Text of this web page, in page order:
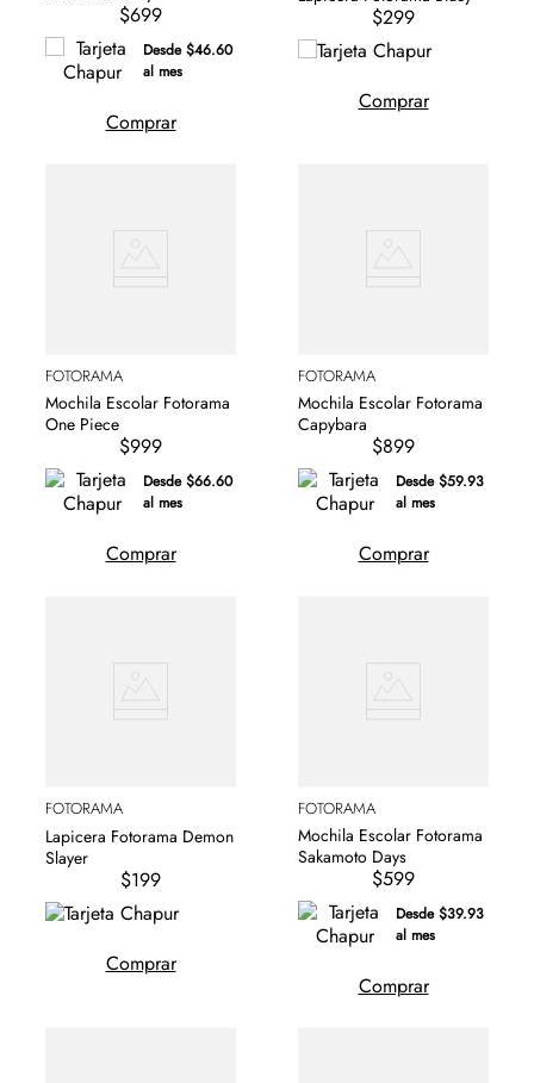
$699
Desde $46.60
al mes
Comprar
$299
Comprar
FOTORAMA
Mochila Escolar Fotorama
One Piece
$999
Desde $66.60
al mes
Comprar
FOTORAMA
Mochila Escolar Fotorama
Capybara
$899
Desde $59.93
al mes
Comprar
FOTORAMA
Lapicera Fotorama Demon
Slayer
$199
Comprar
FOTORAMA
Mochila Escolar Fotorama
Sakamoto Days
$599
Desde $39.93
al mes
Comprar